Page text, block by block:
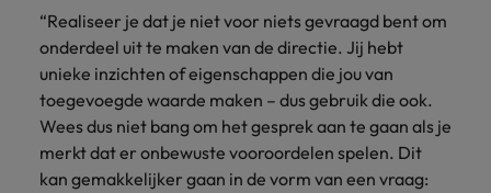
“Realiseer je dat je niet voor niets gevraagd bent om
onderdeel uit te maken van de directie. Jij hebt
unieke inzichten of eigenschappen die jou van
toegevoegde waarde maken – dus gebruik die ook.
Wees dus niet bang om het gesprek aan te gaan als je
merkt dat er onbewuste vooroordelen spelen. Dit
kan gemakkelijker gaan in de vorm van een vraag: